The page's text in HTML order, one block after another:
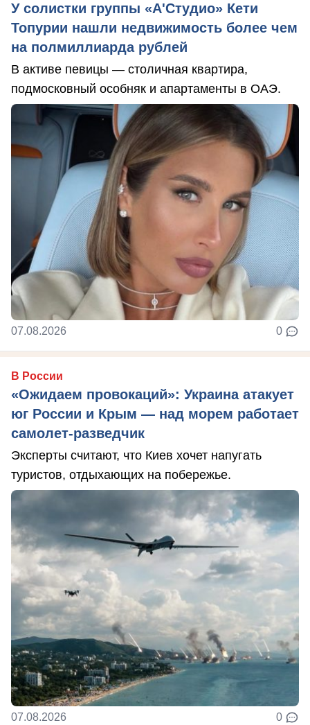
У солистки группы «А'Студио» Кети
Топурии нашли недвижимость более чем
на полмиллиарда рублей
В активе певицы — столичная квартира,
подмосковный особняк и апартаменты в ОАЭ.
07.08.2026 0
В России
«Ожидаем провокаций»: Украина атакует
юг России и Крым — над морем работает
самолет-разведчик
Эксперты считают, что Киев хочет напугать
туристов, отдыхающих на побережье.
07.08.2026 0